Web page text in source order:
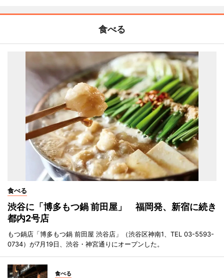
食べる
食べる
渋谷に「博多もつ鍋 前田屋」 福岡発、新宿に続き
都内2号店
もつ鍋店「博多もつ鍋 前田屋 渋谷店」（渋谷区神南1、TEL 03-5593-
0734）が7月19日、渋谷・神宮通りにオープンした。
食べる